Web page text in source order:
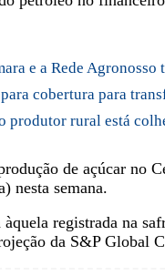
e a Rede
cobertura para
produtor rural está
de açúcar no
nesta semana.
registrada na
da S&P Global